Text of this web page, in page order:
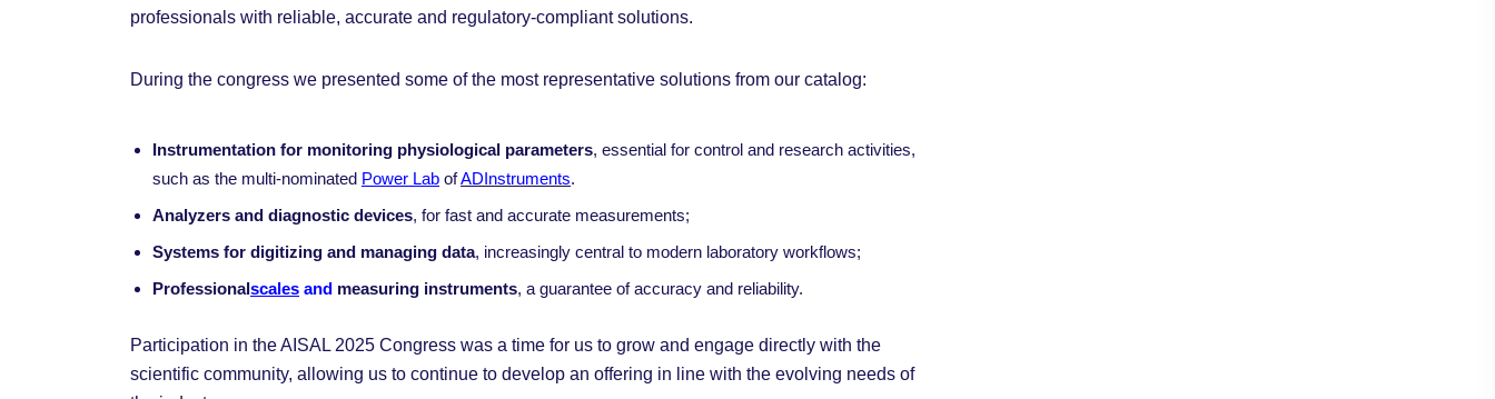
professionals with reliable, accurate and regulatory-compliant solutions.
During the congress we presented some of the most representative solutions from our catalog:
Instrumentation for monitoring physiological parameters, essential for control and research activities,
such as the multi-nominated Power Lab ofADInstruments.
Analyzers and diagnostic devices, for fast and accurate measurements;
Systems for digitizing and managing data, increasingly central to modern laboratory workflows;
Professionalscales and measuring instruments, a guarantee of accuracy and reliability.
Participation in the AISAL 2025 Congress was a time for us to grow and engage directly with the
scientific community, allowing us to continue to develop an offering in line with the evolving needs of